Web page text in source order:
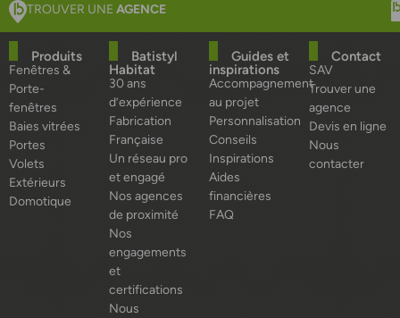
TROUVER UNE AGENCE
Produits
Fenêtres &
Porte-
fenêtres
Baies vitrées
Portes
Volets
Extérieurs
Domotique
Batistyl
Habitat
30 ans
d’expérience
Fabrication
Française
Un réseau pro
et engagé
Nos agences
de proximité
Nos
engagements
et
certifications
Nous
Guides et
inspirations
Accompagnement
au projet
Personnalisation
Conseils
Inspirations
Aides
financières
FAQ
Contact
SAV
Trouver une
agence
Devis en ligne
Nous
contacter